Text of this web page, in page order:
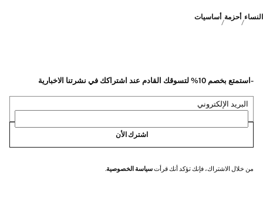
النساء أحزمة أساسيات
-استمتع بخصم 10% لتسوقك القادم عند اشتراكك في نشرتنا الاخبارية
البريد الإلكتروني
اشترك الأن
من خلال الاشتراك، فإنك تؤكد أنك قرأتسياسة الخصوصية.